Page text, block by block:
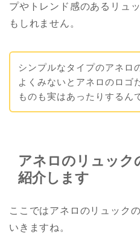
プやトレンド感のあるリュ
もしれません。
シンプルなタイプのアネロ
よくみないとアネロのロゴ
ものも実はあったりするん
アネロのリュック
紹介します
ここではアネロのリュック
いきますね。